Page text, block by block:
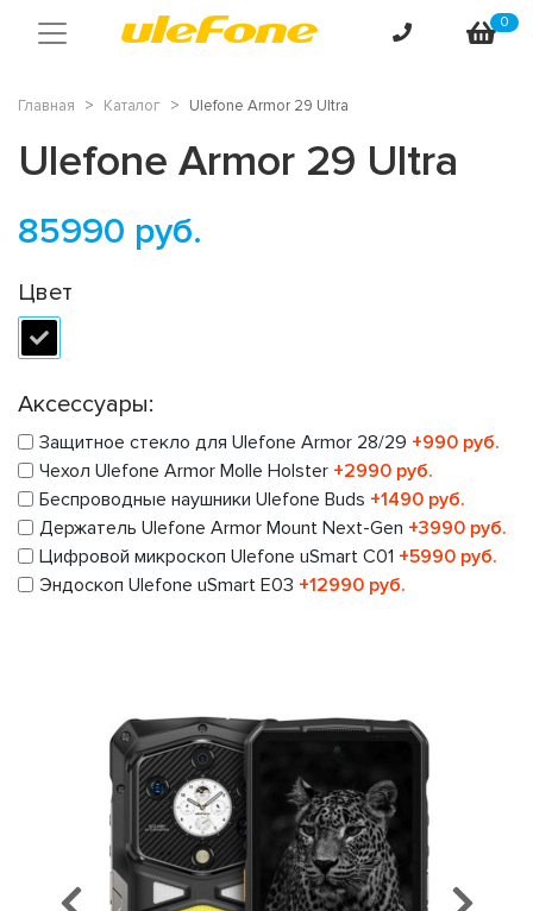
0
Главная Каталог Ulefone Armor 29 Ultra
Предыдущий
Ulefone Armor 29 Ultra
85990 руб.
Цвет
Аксессуары:
Защитное стекло для Ulefone Armor 28/29 +990 руб.
Чехол Ulefone Armor Molle Holster +2990 руб.
Беспроводные наушники Ulefone Buds +1490 руб.
Держатель Ulefone Armor Mount Next-Gen +3990 руб.
Цифровой микроскоп Ulefone uSmart C01 +5990 руб.
Эндоскоп Ulefone uSmart E03 +12990 руб.